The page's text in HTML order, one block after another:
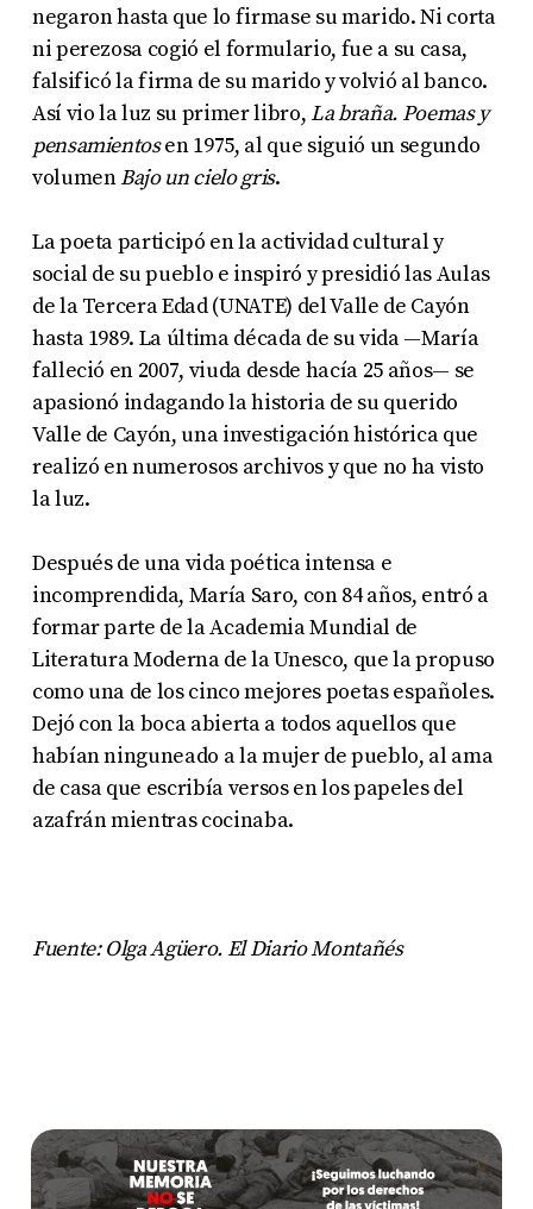
negaron hasta que lo firmase su marido. Ni corta
ni perezosa cogió el formulario, fue a su casa,
falsificó la firma de su marido y volvió al banco.
Así vio la luz su primer libro, La braña. Poemas y
pensamientosen 1975, al que siguió un segundo
volumenBajo un cielo gris.
La poeta participó en la actividad cultural y
social de su pueblo e inspiró y presidió las Aulas
de la Tercera Edad (UNATE) del Valle de Cayón
hasta 1989. La última década de su vida —María
falleció en 2007, viuda desde hacía 25 años— se
apasionó indagando la historia de su querido
Valle de Cayón, una investigación histórica que
realizó en numerosos archivos y que no ha visto
la luz.
Después de una vida poética intensa e
incomprendida, María Saro, con 84 años, entró a
formar parte de la Academia Mundial de
Literatura Moderna de la Unesco, que la propuso
como una de los cinco mejores poetas españoles.
Dejó con la boca abierta a todos aquellos que
habían ninguneado a la mujer de pueblo, al ama
de casa que escribía versos en los papeles del
azafrán mientras cocinaba.
Fuente: Olga Agüero. El Diario Montañés